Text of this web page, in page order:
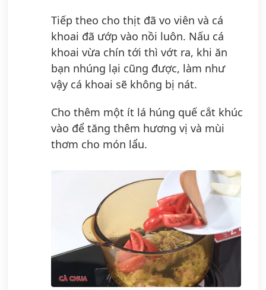
Tiếp theo cho thịt đã vo viên và cá
khoai đã ướp vào nồi luôn. Nấu cá
khoai vừa chín tới thì vớt ra, khi ăn
bạn nhúng lại cũng được, làm như
vậy cá khoai sẽ không bị nát.
Cho thêm một ít lá húng quế cắt khúc
vào để tăng thêm hương vị và mùi
thơm cho món lẩu.